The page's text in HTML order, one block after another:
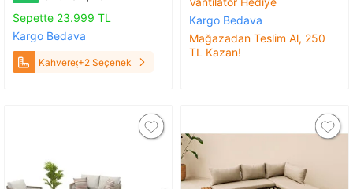
Masalı Takım Kahveregi
Sepette 23.999 TL
Kargo Bedava
Kahveregi+2 Seçenek
Kargo Bedava
Mağazadan Teslim Al, 250
TL Kazan!